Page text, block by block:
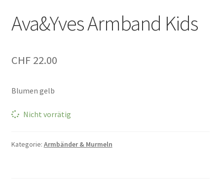
Ava&Yves Armband Kids
CHF22.00
Blumen gelb
Nicht vorrätig
Kategorie: Armbänder & Murmeln